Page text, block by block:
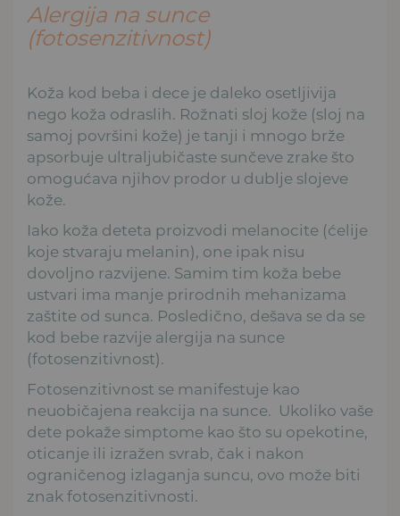
Alergija na sunce
(fotosenzitivnost)
Koža kod beba i dece je daleko osetljivija
nego koža odraslih. Rožnati sloj kože (sloj na
samoj površini kože) je tanji i mnogo brže
apsorbuje ultraljubičaste sunčeve zrake što
omogućava njihov prodor u dublje slojeve
kože.
Iako koža deteta proizvodi melanocite (ćelije
koje stvaraju melanin), one ipak nisu
dovoljno razvijene. Samim tim koža bebe
ustvari ima manje prirodnih mehanizama
zaštite od sunca. Posledično, dešava se da se
kod bebe razvije alergija na sunce
(fotosenzitivnost).
Fotosenzitivnost se manifestuje kao
neuobičajena reakcija na sunce. Ukoliko vaše
dete pokaže simptome kao što su opekotine,
oticanje ili izražen svrab, čak i nakon
ograničenog izlaganja suncu, ovo može biti
znak fotosenzitivnosti.